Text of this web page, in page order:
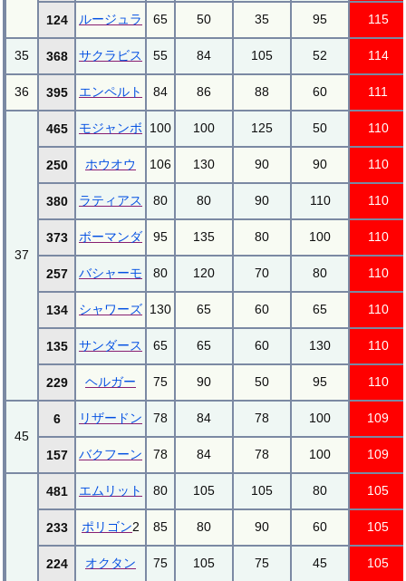
124 ルージュラ 65 50 35 95 115
35 368 サクラビス 55 84 105 52 114
36 395 エンペルト 84 86 88 60 111
37
465 モジャンボ 100 100 125 50 110
250 ホウオウ 106 130 90 90 110
380 ラティアス 80 80 90 110 110
373 ボーマンダ 95 135 80 100 110
257 バシャーモ 80 120 70 80 110
134 シャワーズ 130 65 60 65 110
135 サンダース 65 65 60 130 110
229 ヘルガー 75 90 50 95 110
45
6 リザードン 78 84 78 100 109
157 バクフーン 78 84 78 100 109
481 エムリット 80 105 105 80 105
233 ポリゴン2 85 80 90 60 105
224 オクタン 75 105 75 45 105